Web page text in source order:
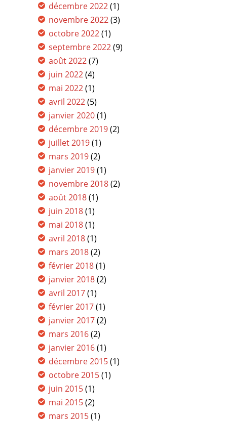
décembre 2022(1)
novembre 2022(3)
octobre 2022(1)
septembre 2022(9)
août 2022(7)
juin 2022(4)
mai 2022(1)
avril 2022(5)
janvier 2020(1)
décembre 2019(2)
juillet 2019(1)
mars 2019(2)
janvier 2019(1)
novembre 2018(2)
août 2018(1)
juin 2018(1)
mai 2018(1)
avril 2018(1)
mars 2018(2)
février 2018(1)
janvier 2018(2)
avril 2017(1)
février 2017(1)
janvier 2017(2)
mars 2016(2)
janvier 2016(1)
décembre 2015(1)
octobre 2015(1)
juin 2015(1)
mai 2015(2)
mars 2015(1)